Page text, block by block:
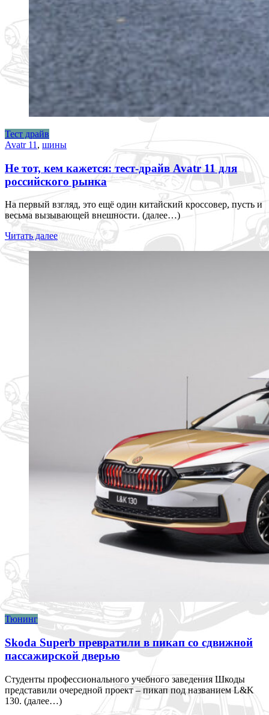
Тест драйв
Avatr 11 , шины
Не тот, кем кажется: тест-драйв Avatr 11 для
российского рынка
На первый взгляд, это ещё один китайский кроссовер, пусть и
весьма вызывающей внешности. (далее…)
Читать далее
Тюнинг
Skoda Superb превратили в пикап со сдвижной
пассажирской дверью
Студенты профессионального учебного заведения Шкоды
представили очередной проект – пикап под названием L&K
130. (далее…)